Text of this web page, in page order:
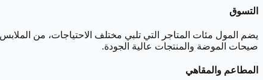
التسوق
يضم المول مئات المتاجر التي تلبي مختلف الاحتياجات، من
صيحات الموضة والمنتجات عالية الجودة.
المطاعم والمقاهي